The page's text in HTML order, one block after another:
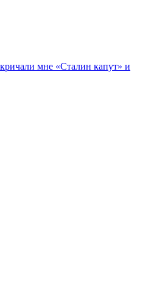
мне «Сталин капут» и